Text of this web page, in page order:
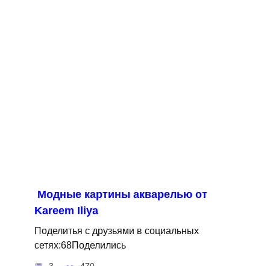
Модные картины акварелью от
Kareem Iliya
Поделитья с друзьями в социальных
сетях:68Поделились